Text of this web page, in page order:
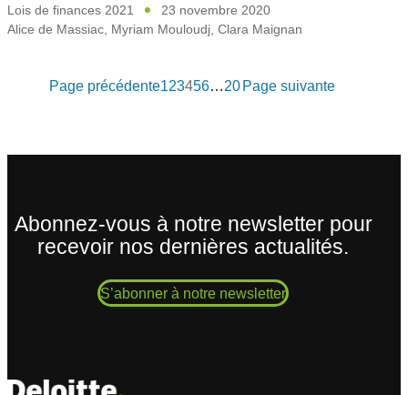
Lois de finances 2021
23 novembre 2020
Alice de Massiac, Myriam Mouloudj, Clara Maignan
Page précédente123456…20Page suivante
Abonnez-vous à notre newsletter pour
recevoir nos dernières actualités.
S’abonner à notre newsletter